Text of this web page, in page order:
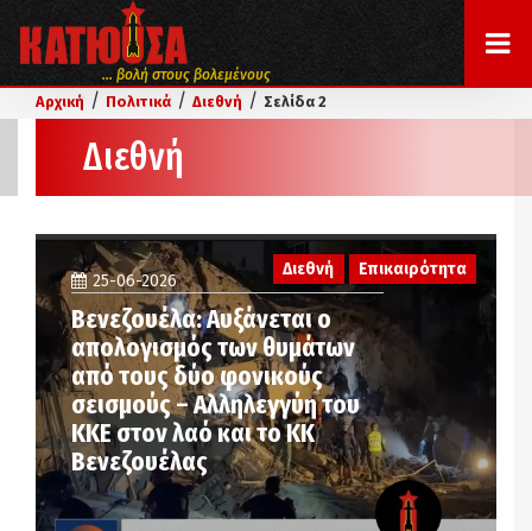
... βολή στους βολεμένους
Αρχική / Πολιτικά / Διεθνή / Σελίδα 2
Διεθνή
Διεθνή Επικαιρότητα
25-06-2026
Βενεζουέλα: Αυξάνεται ο
απολογισμός των θυμάτων
από τους δύο φονικούς
σεισμούς – Αλληλεγγύη του
ΚΚΕ στον λαό και το ΚΚ
Βενεζουέλας